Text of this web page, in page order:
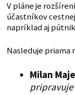
V pláne je
účastníkov
napríklad aj
Nasleduje priama
Milan
pripravuje